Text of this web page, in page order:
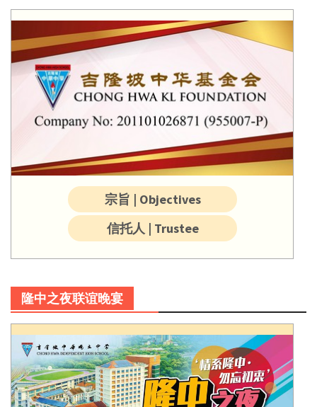
宗旨 | Objectives
信托人 | Trustee
隆中之夜联谊晚宴